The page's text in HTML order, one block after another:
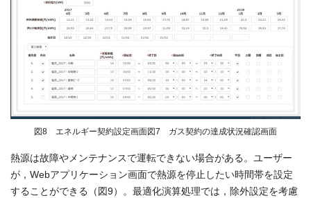
図8 エネルギー契約設定画面図7 ガス契約の達成状況確認画面
熱源は故障やメンテナンスで運転できない場合がある。ユーザー
が，Webアプリケーション画面で熱源を停止したい時間帯を設定
することができる（図9）。最適化演算処理では，除外設定を考慮